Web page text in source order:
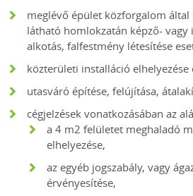
meglévő épület közforgalom
látható homlokzatán képző- vagy
alkotás, falfestmény létesítése
közterületi installáció elhelyezése
utasváró építése, felújítása,
cégjelzések vonatkozásában az
a 4 m2 felületet meghaladó
elhelyezése,
az egyéb jogszabály, vagy
érvényesítése,